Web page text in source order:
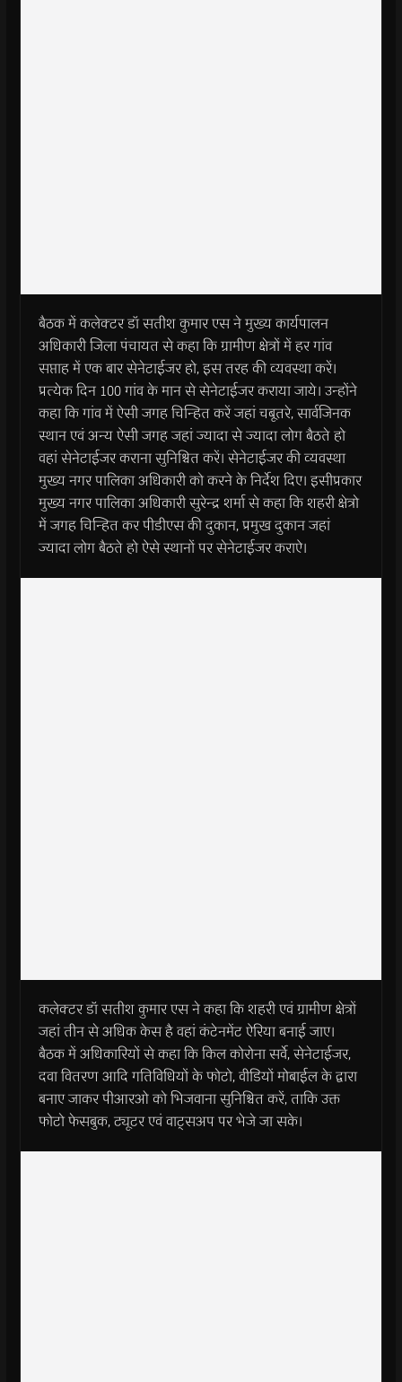
बैठक में कलेक्टर डॉ सतीश कुमार एस ने मुख्य कार्यपालन
अधिकारी जिला पंचायत से कहा कि ग्रामीण क्षेत्रों में हर गांव
सप्ताह में एक बार सेनेटाईजर हो, इस तरह की व्यवस्था करें।
प्रत्येक दिन 100 गांव के मान से सेनेटाईजर कराया जाये। उन्होंने
कहा कि गांव में ऐसी जगह चिन्हित करें जहां चबूतरे, सार्वजिनक
स्थान एवं अन्य ऐसी जगह जहां ज्यादा से ज्यादा लोग बैठते हो
वहां सेनेटाईजर कराना सुनिश्चित करें। सेनेटाईजर की व्यवस्था
मुख्य नगर पालिका अधिकारी को करने के निर्देश दिए। इसीप्रकार
मुख्य नगर पालिका अधिकारी सुरेन्द्र शर्मा से कहा कि शहरी क्षेत्रो
में जगह चिन्हित कर पीडीएस की दुकान, प्रमुख दुकान जहां
ज्यादा लोग बैठते हो ऐसे स्थानों पर सेनेटाईजर कराऐ।
कलेक्टर डॉ सतीश कुमार एस ने कहा कि शहरी एवं ग्रामीण क्षेत्रों
जहां तीन से अधिक केस है वहां कंटेनमेंट ऐरिया बनाई जाए।
बैठक में अधिकारियों से कहा कि किल कोरोना सर्वे, सेनेटाईजर,
दवा वितरण आदि गतिविधियों के फोटो, वीडियों मोबाईल के द्वारा
बनाए जाकर पीआरओ को भिजवाना सुनिश्चित करें, ताकि उक्त
फोटो फेसबुक, ट्यूटर एवं वाट्सअप पर भेजे जा सके।